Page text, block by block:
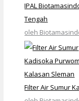
IPAL
Tengah
oleh
Filter Air Sumur